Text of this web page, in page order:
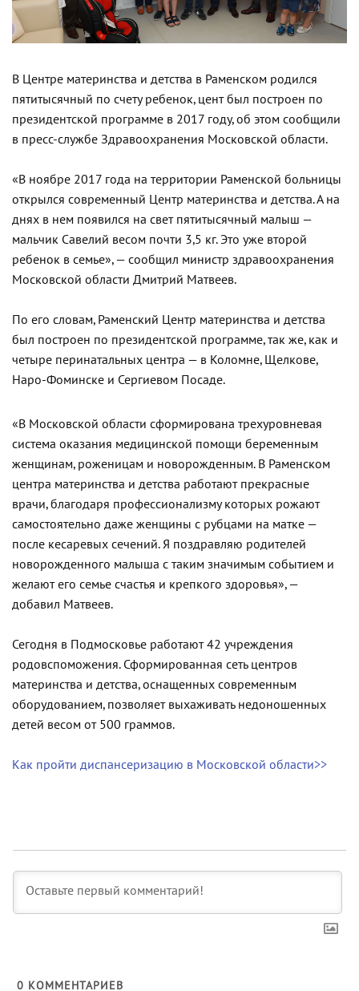
В Центре материнства и детства в Раменском родился
пятитысячный по счету ребенок, цент был построен по
президентской программе в 2017 году, об этом сообщили
в пресс-службе Здравоохранения Московской области.
«В ноябре 2017 года на территории Раменской больницы
открылся современный Центр материнства и детства. А на
днях в нем появился на свет пятитысячный малыш —
мальчик Савелий весом почти 3,5 кг. Это уже второй
ребенок в семье», — сообщил министр здравоохранения
Московской области Дмитрий Матвеев.
По его словам, Раменский Центр материнства и детства
был построен по президентской программе, так же, как и
четыре перинатальных центра — в Коломне, Щелкове,
Наро-Фоминске и Сергиевом Посаде.
«В Московской области сформирована трехуровневая
система оказания медицинской помощи беременным
женщинам, роженицам и новорожденным. В Раменском
центра материнства и детства работают прекрасные
врачи, благодаря профессионализму которых рожают
самостоятельно даже женщины с рубцами на матке —
после кесаревых сечений. Я поздравляю родителей
новорожденного малыша с таким значимым событием и
желают его семье счастья и крепкого здоровья», —
добавил Матвеев.
Сегодня в Подмосковье работают 42 учреждения
родовспоможения. Сформированная сеть центров
материнства и детства, оснащенных современным
оборудованием, позволяет выхаживать недоношенных
детей весом от 500 граммов.
Как пройти диспансеризацию в Московской области>>
0 КОММЕНТАРИЕВ